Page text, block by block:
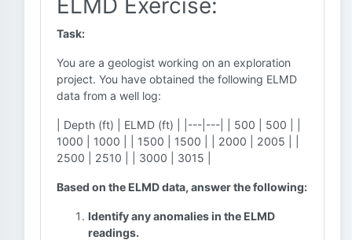
ELMD Exercise:
Task:
You are a geologist working on an exploration
project. You have obtained the following ELMD
data from a well log:
| Depth (ft) | ELMD (ft) | |---|---| | 500 | 500 | |
1000 | 1000 | | 1500 | 1500 | | 2000 | 2005 | |
2500 | 2510 | | 3000 | 3015 |
Based on the ELMD data, answer the following:
Identify any anomalies in the ELMD
readings.